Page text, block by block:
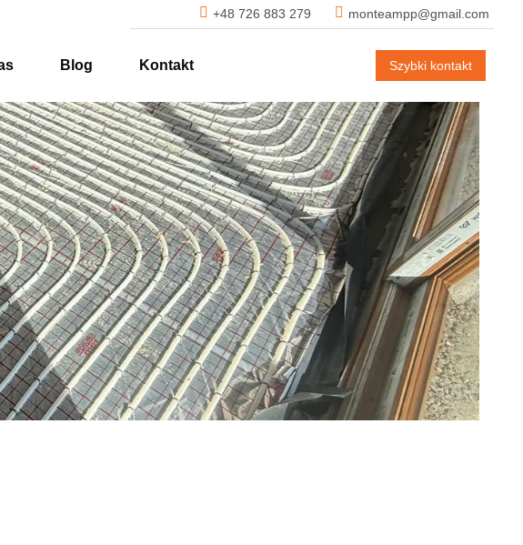
+48 726 883 279 monteampp@gmail.com
Blog Kontakt Szybki kontakt